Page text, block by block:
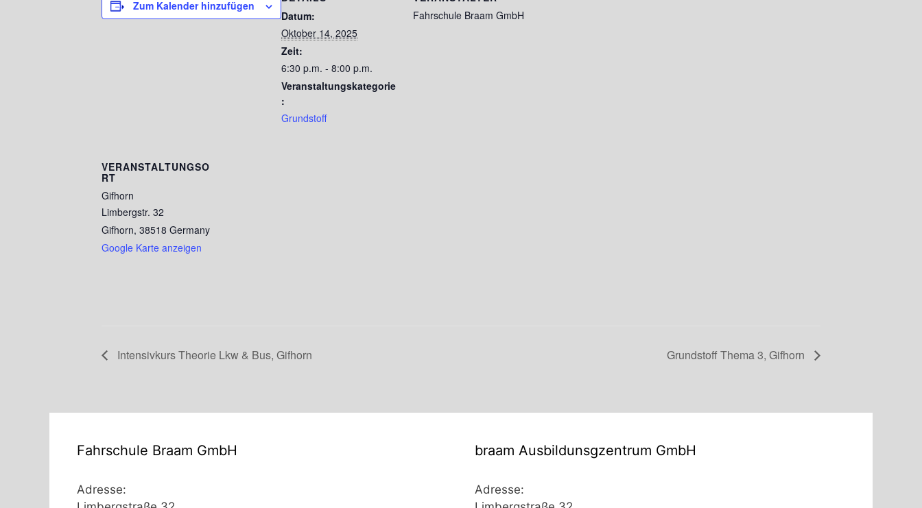
Zum Kalender hinzufügen
Datum:
Oktober 14, 2025
Zeit:
6:30 p.m. - 8:00 p.m.
Veranstaltungskategorie
:
Grundstoff
Fahrschule Braam GmbH
VERANSTALTUNGSO
RT
Gifhorn
Limbergstr. 32
Gifhorn, 38518 Germany
Google Karte anzeigen
Intensivkurs Theorie Lkw & Bus, Gifhorn Grundstoff Thema 3, Gifhorn
Fahrschule Braam GmbH
Adresse:
braam Ausbildunsgzentrum GmbH
Adresse: